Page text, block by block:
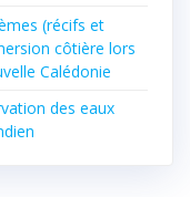
(récifs et
côtière lors
Calédonie
des eaux